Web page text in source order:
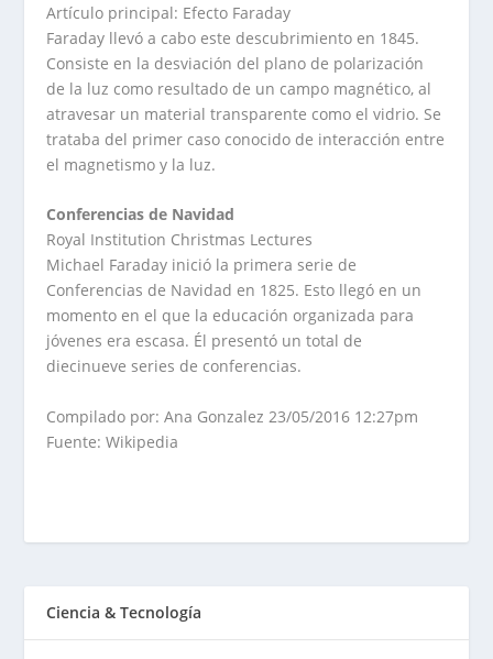
Artículo principal: Efecto Faraday
Faraday llevó a cabo este descubrimiento en 1845.
Consiste en la desviación del plano de polarización
de la luz como resultado de un campo magnético, al
atravesar un material transparente como el vidrio. Se
trataba del primer caso conocido de interacción entre
el magnetismo y la luz.
Conferencias de Navidad
Royal Institution Christmas Lectures
Michael Faraday inició la primera serie de
Conferencias de Navidad en 1825. Esto llegó en un
momento en el que la educación organizada para
jóvenes era escasa. Él presentó un total de
diecinueve series de conferencias.
Compilado por: Ana Gonzalez 23/05/2016 12:27pm
Fuente: Wikipedia
Ciencia & Tecnología